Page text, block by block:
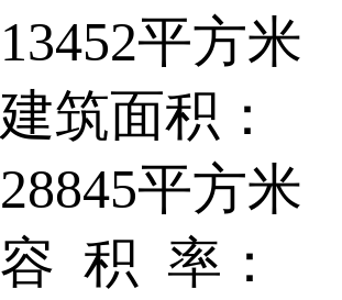
13452平方米
建筑面积：
28845平方米
容 积 率：